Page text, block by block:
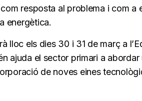
resposta al problema i com a
energètica.
lloc els dies 30 i 31 de març a
ajuda el sector primari a
de noves eines